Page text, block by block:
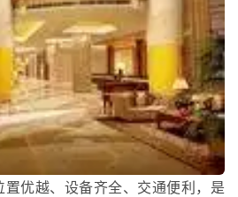
优越、设备齐全、交通便利，是